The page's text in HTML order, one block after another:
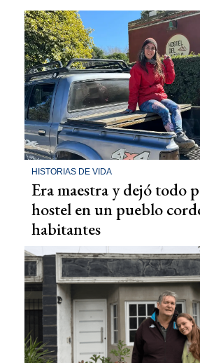
HISTORIAS DE VIDA
Era maestra y dejó todo
hostel en un pueblo
habitantes